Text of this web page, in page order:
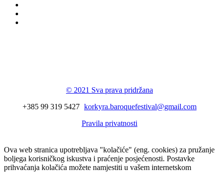
© 2021 Sva prava pridržana
+385 99 319 5427 korkyra.baroquefestival@gmail.com
Pravila privatnosti
Ova web stranica upotrebljava "kolačiće" (eng. cookies) za pružanje
boljega korisničkog iskustva i praćenje posjećenosti. Postavke
prihvaćanja kolačića možete namjestiti u vašem internetskom